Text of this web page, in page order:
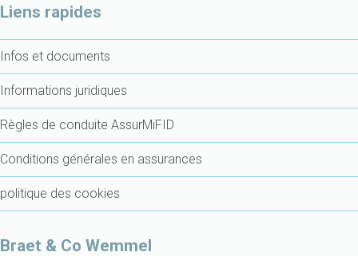
e
b
o
k
Liens rapides
Infos et documents
Informations juridiques
Règles de conduite AssurMiFID
Conditions générales en assurances
politique des cookies
Braet & Co Wemmel